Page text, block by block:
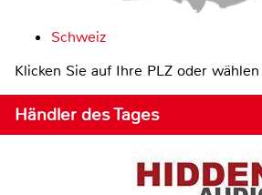
Schweiz
Klicken Sie auf Ihre PLZ oder
Händler des Tages